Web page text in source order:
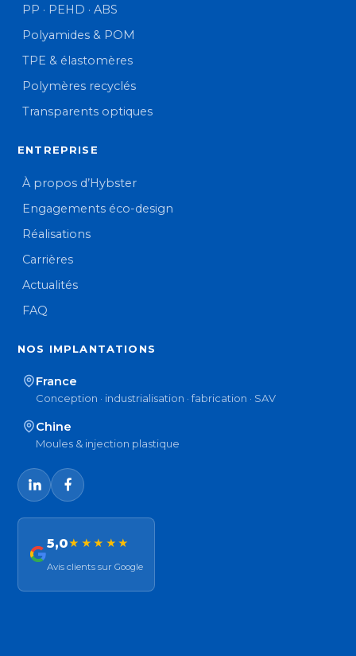
PP · PEHD · ABS
Polyamides & POM
TPE & élastomères
Polymères recyclés
Transparents optiques
ENTREPRISE
À propos d’Hybster
Engagements éco-design
Réalisations
Carrières
Actualités
FAQ
NOS IMPLANTATIONS
France
Conception · industrialisation · fabrication · SAV
Chine
Moules & injection plastique
5,0★★★★★
Avis clients sur Google